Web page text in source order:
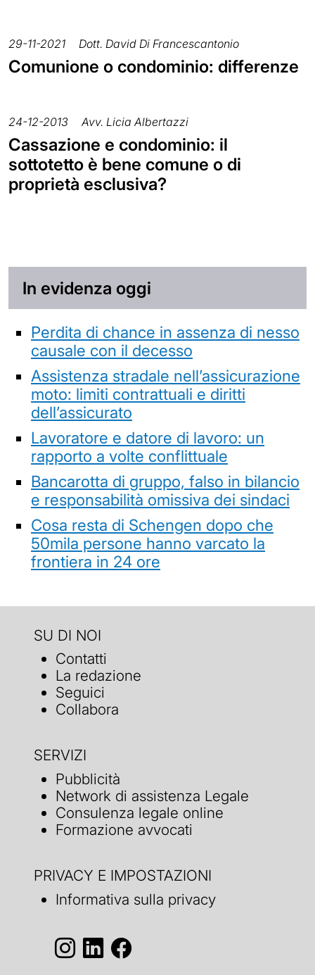
29-11-2021 Dott. David Di Francescantonio
Comunione o condominio: differenze
24-12-2013 Avv. Licia Albertazzi
Cassazione e condominio: il
sottotetto è bene comune o di
proprietà esclusiva?
In evidenza oggi
Perdita di chance in assenza di nesso
causale con il decesso
Assistenza stradale nell’assicurazione
moto: limiti contrattuali e diritti
dell’assicurato
Lavoratore e datore di lavoro: un
rapporto a volte conflittuale
Bancarotta di gruppo, falso in bilancio
e responsabilità omissiva dei sindaci
Cosa resta di Schengen dopo che
50mila persone hanno varcato la
frontiera in 24 ore
SU DI NOI
Contatti
La redazione
Seguici
Collabora
SERVIZI
Pubblicità
Network di assistenza Legale
Consulenza legale online
Formazione avvocati
PRIVACY E IMPOSTAZIONI
Informativa sulla privacy